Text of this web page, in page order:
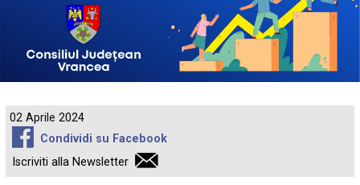
02 Aprile 2024
Condividi su Facebook
Iscriviti alla Newsletter